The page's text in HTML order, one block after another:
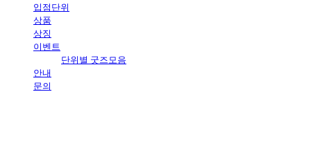
입점단위
상품
상징
이벤트
단위별 굿즈모음
안내
문의